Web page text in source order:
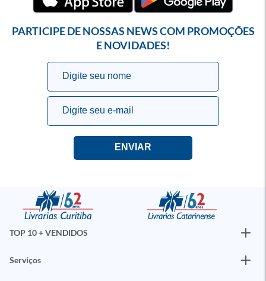
PARTICIPE DE NOSSAS NEWS COM PROMOÇÕES
E NOVIDADES!
TOP 10 + VENDIDOS
Serviços